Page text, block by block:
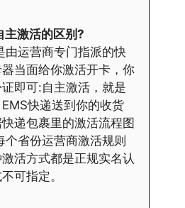
主激活的区别?
由运营商专门指派的快
当面给你激活开卡，你
即可:自主激活，就是
快递送到你的收货
递包裹里的激活流程图
个省份运营商激活规则
活方式都是正规实名认
可指定。